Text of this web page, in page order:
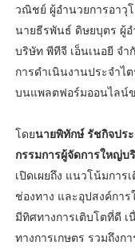
วณิชย์ ผู้อำนวยการอาวุ
นายธีรพันธ์ ดิษยบุตร ผู้
บริษัท พีทีจี เอ็นเนอยี จ
การดำเนินงานประจำไ
บนแพลตฟอร์มออนไลน์ข
โดยนายพิทักษ์ รัชกิจปร
กรรมการผู้จัดการใหญ่บ
เปิดเผยถึง แนวโน้มกา
ช่องทาง และอุปสงค์กา
มีทิศทางการเติบโตที่ดี เ
ทางการเกษตร รวมถึง